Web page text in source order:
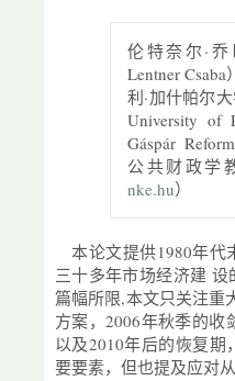
伦特奈尔·
Lentner
利·加什帕尔
University of
Gáspár
公共财政学
nke.hu）
本论文提供1980年代
三十多年市场经济建
篇幅所限,本文只关注重
方案，2006年秋季的收
以及2010年后的恢复
要要素，但也提及应对从